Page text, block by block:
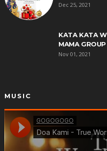
Dec 25, 2021
KATA KATA
MAMA
Nov 01, 2021
MUSIC